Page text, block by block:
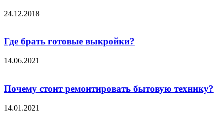
24.12.2018
Где брать готовые выкройки?
14.06.2021
Почему стоит ремонтировать бытовую технику?
14.01.2021